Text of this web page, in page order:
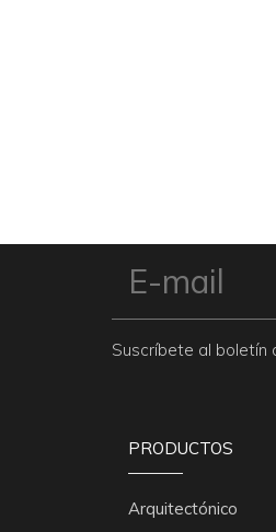
Suscríbete al boletín
PRODUCTOS
Arquitectónico